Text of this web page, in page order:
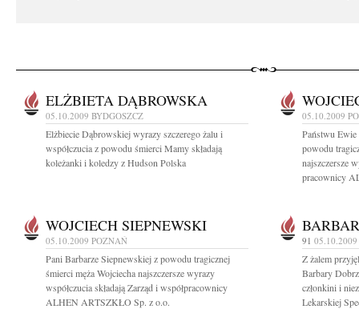
ELŻBIETA DĄBROWSKA
05.10.2009 BYDGOSZCZ
Elżbiecie Dąbrowskiej wyrazy szczerego żalu i
współczucia z powodu śmierci Mamy składają
koleżanki i koledzy z Hudson Polska
05.10.2009
Państwu
powodu
najszczersze
pracownicy
WOJCIECH SIEPNEWSKI
05.10.2009 POZNAŃ
Pani Barbarze Siepnewskiej z powodu tragicznej
śmierci męża Wojciecha najszczersze wyrazy
współczucia składają Zarząd i współpracownicy
ALHEN ARTSZKŁO Sp. z o.o.
91 05.10.2009
Z żalem
Barbary
członkini i
Lekarskiej